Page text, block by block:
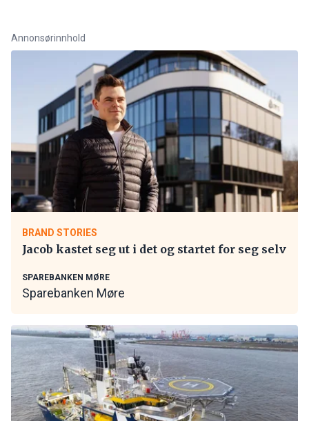
Annonsørinnhold
BRAND STORIES
Jacob kastet seg ut i det og startet for seg selv
SPAREBANKEN MØRE
Sparebanken Møre